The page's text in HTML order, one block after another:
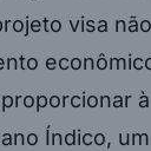
visa
Índico,